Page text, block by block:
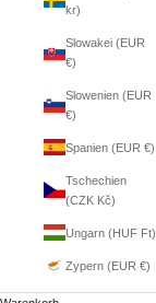
kr)
Slowakei (EUR
€)
Slowenien (EUR
€)
Spanien (EUR €)
Tschechien
(CZK Kč)
Ungarn (HUF Ft)
Zypern (EUR €)